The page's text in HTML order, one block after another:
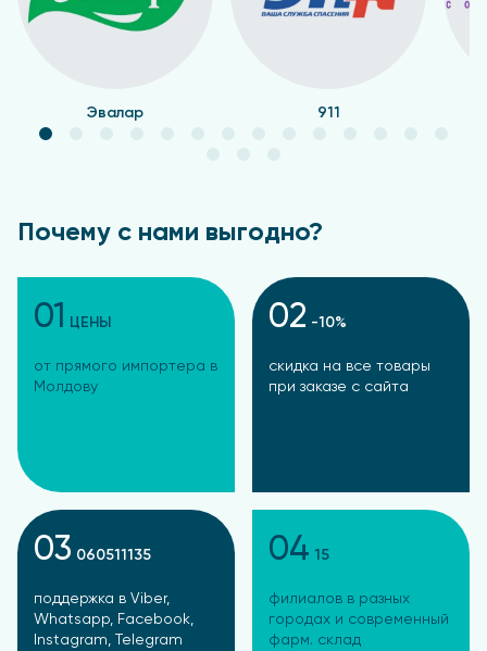
Эвалар 911
Почему с нами выгодно?
01 ЦЕНЫ
от прямого импортера в
Молдову
02 -10%
скидка на все товары
при заказе с сайта
03 060511135
поддержка в Viber,
Whatsapp, Facebook,
Instagram, Telegram
04 15
филиалов в разных
городах и современный
фарм. склад